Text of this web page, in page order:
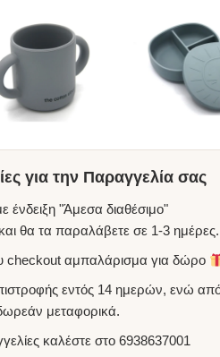
για την Παραγγελία σας
ένδειξη "Άμεσα διαθέσιμο"
θα τα παραλάβετε σε 1-3 ημέρες.
checkout αμπαλάρισμα για δώρο
εντός 14 ημερών, ενώ
μεταφορικά.
καλέστε στο 6938637001